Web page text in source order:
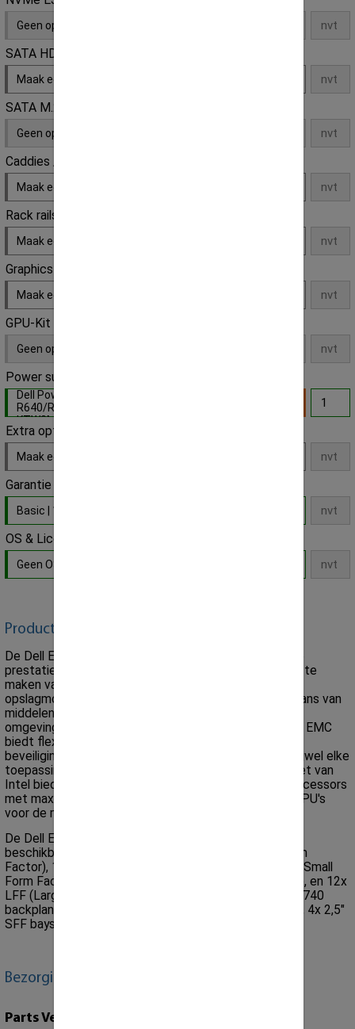
Geen opties
SATA HDD
Maak een keuze
SATA M.2 SSD
Geen opties
Caddies / Trays
Maak een keuze
Rack rails
Maak een keuze
Graphics card
Maak een keuze
GPU-Kit
Geen opties
Power supply unit
Dell PowerEdge
R640/R740/R840/T440/R7515 750W PSU -
KTW3M
Extra optie
Maak een keuze
Garantie
Basic | 12 Maanden Parts Replacement
OS & Licenties
Geen OS / Software licentie installatie
Product omschrijving:
De Dell EMC PowerEdge R740XD is ontworpen om de
prestaties van applicaties te verbeteren door gebruik te
maken van accelerator cards en schaalbare
opslagmogelijkheden te bieden. Met een optimale balans van
middelen geeft het kracht aan de meest veeleisende
omgevingen. Deze dual-socket 2U rackserver van Dell EMC
biedt flexibele opslagopties en geïntegreerde
beveiligingsfuncties, waardoor het geschikt is voor vrijwel elke
toepassing. Ondersteund door de nieuwe C620-chipset van
Intel biedt het onderdak aan Intel’s Xeon Scalable-processors
met maximaal 28 cores en ondersteunt het tot drie GPU's
voor de meest veeleisende toepassingen.
De Dell EMC PowerEdge R740XD Gen14-server is
beschikbaar in de configuraties 8-bay SFF (Small Form
Factor), 16-bay SFF (Small Form Factor), 24-bay SFF (Small
Form Factor in XD versie), 8x LFF (Large Form Factor), en 12x
LFF (Large Form Factor in XD versie). Er zijn voor de R740
backplane uitbreidingen mogelijkheden in 3x PCIe slot, 4x 2,5"
SFF bays, en 2x 3,5" LFF bays.
Bezorging / Garantie
Parts Verzendingen